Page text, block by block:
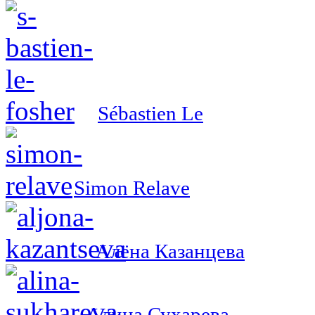
Sébastien Le
Simon Relave
Алёна Казанцева